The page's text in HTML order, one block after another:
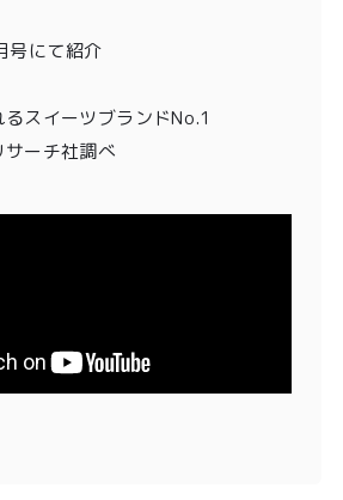
号にて紹介
るスイーツブランドNo.1
ーチ社調べ